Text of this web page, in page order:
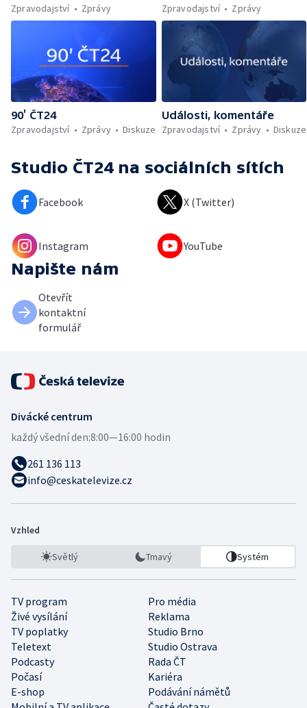
Zpravodajství
Zprávy
Zpravodajství
Zprávy
90’ ČT24
Zpravodajství
Zprávy Diskuze
Události, komentáře
Zpravodajství
Zprávy Diskuze
Studio ČT24 na sociálních sítích
Facebook X (Twitter)
Instagram YouTube
Napište nám
Otevřít
kontaktní
formulář
Divácké centrum
každý všední den:8:00—16:00 hodin
261 136 113
info@ceskatelevize.cz
Vzhled
Světlý Tmavý Systém
TV program
Pro média
Živé vysílání
Reklama
TV poplatky
Studio Brno
Teletext
Studio Ostrava
Podcasty
Rada ČT
Počasí
Kariéra
E-shop
Podávání námětů